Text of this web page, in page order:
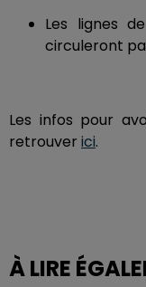
Les lignes
circuleront
Les infos pour
retrouver ici.
À LIRE